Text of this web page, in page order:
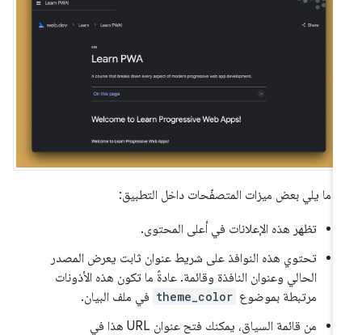
ما يلي بعض ميزات المتصفّحات داخل التطبيق:
تظهر هذه الإعلانات في أعلى المحتوى.
تحتوي هذه النوافذ على شريط عنوان ثابت يعرض المصدر
الحالي وعنوان النافذة وقائمة. عادةً ما تكون هذه الأذونات
مرتبطة بموضوع theme_color في ملف البيان.
من قائمة السياق، يمكنك فتح عنوان URL هذا في